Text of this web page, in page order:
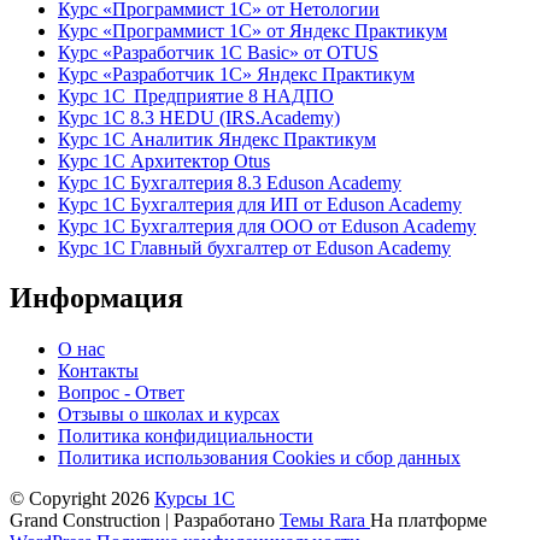
Курс «Программист 1С» от Нетологии
Курс «Программист 1С» от Яндекс Практикум
Курс «Разработчик 1С Basic» от OTUS
Курс «Разработчик 1С» Яндекс Практикум
Курс 1С Предприятие 8 НАДПО
Курс 1С 8.3 HEDU (IRS.Academy)
Курс 1С Аналитик Яндекс Практикум
Курс 1С Архитектор Otus
Курс 1С Бухгалтерия 8.3 Eduson Academy
Курс 1С Бухгалтерия для ИП от Eduson Academy
Курс 1С Бухгалтерия для ООО от Eduson Academy
Курс 1С Главный бухгалтер от Eduson Academy
Информация
О нас
Контакты
Вопрос - Ответ
Отзывы о школах и курсах
Политика конфидициальности
Политика использования Cookies и сбор данных
© Copyright 2026 Курсы 1С
Grand Construction | Разработано Темы Rara На платформе